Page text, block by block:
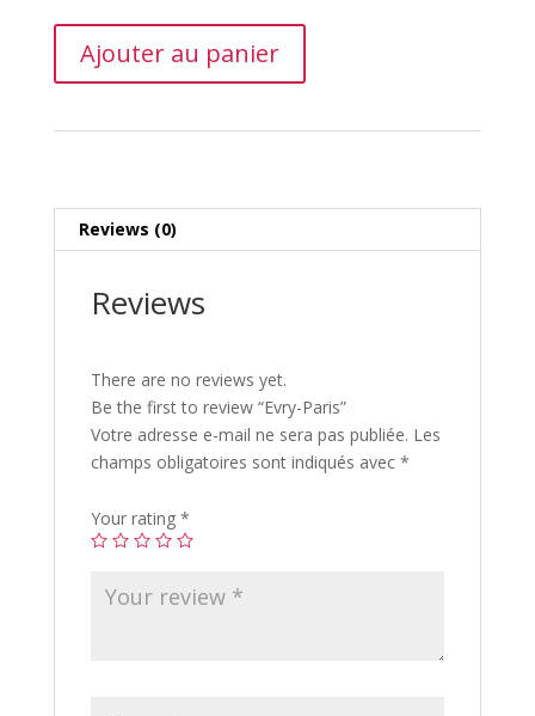
ParisAjouter au panier
Reviews (0)
Reviews
There are no reviews yet.
Be the first to review “Evry-Paris”
Votre adresse e-mail ne sera pas publiée. Les
champs obligatoires sont indiqués avec *
Your rating *